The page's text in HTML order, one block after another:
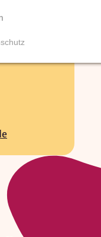
nicht deaktiviert
notwendige